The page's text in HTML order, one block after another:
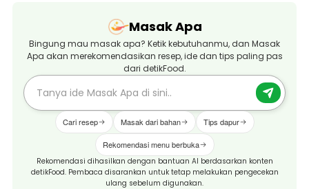
Masak Apa
Bingung mau masak apa? Ketik kebutuhanmu, dan Masak
Apa akan merekomendasikan resep, ide dan tips paling pas
dari detikFood.
Cari resep Masak dari bahan Tips dapur
Rekomendasi menu berbuka
Rekomendasi dihasilkan dengan bantuan AI berdasarkan konten
detikFood. Pembaca disarankan untuk tetap melakukan pengecekan
ulang sebelum digunakan.